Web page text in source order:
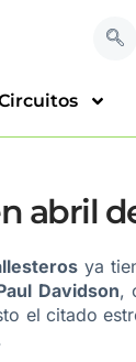
abril
ya
Davidson,
el citado